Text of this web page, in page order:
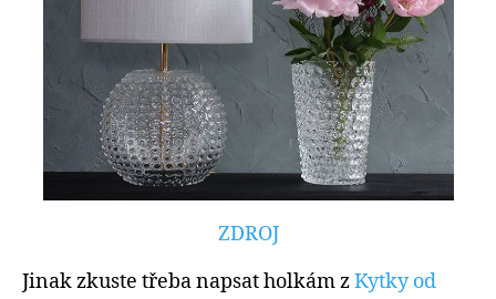
ZDROJ
Jinak zkuste třeba napsat holkám zKytky od